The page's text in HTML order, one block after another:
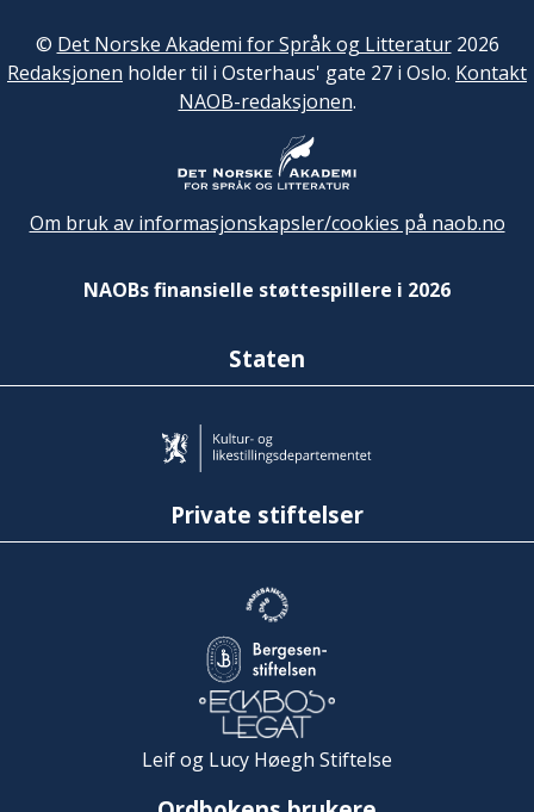
© Det Norske Akademi for Språk og Litteratur2026
Redaksjonen holder til i Osterhaus' gate 27 i Oslo. Kontakt
NAOB-redaksjonen.
Om bruk av informasjonskapsler/cookies på naob.no
NAOBs finansielle støttespillere i 2026
Staten
Private stiftelser
Leif og Lucy Høegh Stiftelse